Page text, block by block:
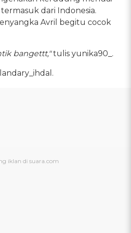
dari Indonesia.
Avril begitu cocok
bangettt,"tulis yunika90_.